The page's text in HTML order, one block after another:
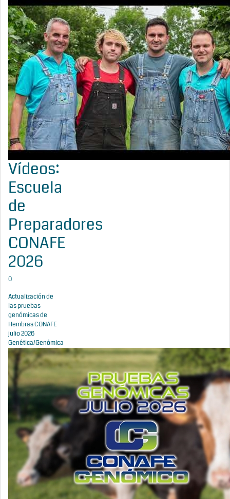
Vídeos:
Escuela
de
Preparadores
CONAFE
2026
0
Actualización de
las pruebas
genómicas de
Hembras CONAFE
julio 2026
Genética/Genómica